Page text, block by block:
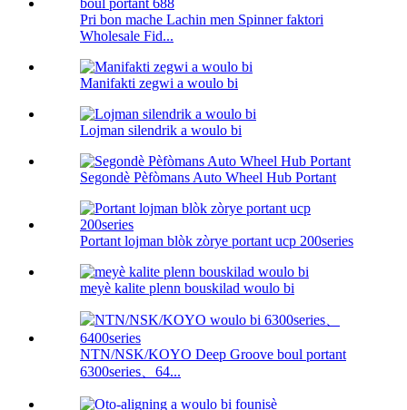
Pri bon mache Lachin men Spinner faktori
Wholesale Fid...
Manifakti zegwi a woulo bi
Lojman silendrik a woulo bi
Segondè Pèfòmans Auto Wheel Hub Portant
Portant lojman blòk zòrye portant ucp 200series
meyè kalite plenn bouskilad woulo bi
NTN/NSK/KOYO Deep Groove boul portant
6300series、64...